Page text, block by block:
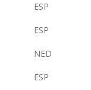
ESP
ESP
NED
ESP